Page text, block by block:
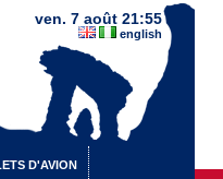
ven. 7 août 21:55
english
D'AVION